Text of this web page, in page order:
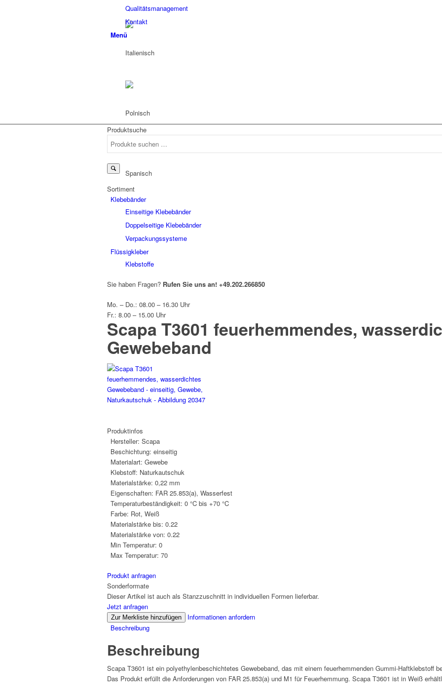
Qualitätsmanagement
Kontakt
Menü
Produktsuche
Sortiment
Klebebänder
Einseitige Klebebänder
Doppelseitige Klebebänder
Verpackungssysteme
Flüssigkleber
Klebstoffe
Sie haben Fragen? Rufen Sie uns an! +49.202.266850
Mo. – Do.: 08.00 – 16.30 Uhr
Fr.: 8.00 – 15.00 Uhr
Scapa T3601 feuerhemmendes,
Gewebeband
Produktinfos
Hersteller: Scapa
Beschichtung: einseitig
Materialart: Gewebe
Klebstoff: Naturkautschuk
Materialstärke: 0,22 mm
Eigenschaften: FAR 25.853(a), Wasserfest
Temperaturbeständigkeit: 0 °C bis +70 °C
Farbe: Rot, Weiß
Materialstärke bis: 0.22
Materialstärke von: 0.22
Min Temperatur: 0
Max Temperatur: 70
Produkt anfragen
Sonderformate
Dieser Artikel ist auch als Stanzzuschnitt in individuellen Formen lieferbar.
Jetzt anfragen
Zur Merkliste hinzufügen
Informationen anfordern
Beschreibung
Beschreibung
Scapa T3601 ist ein polyethylenbeschichtetes Gewebeband, das mit einem feuerhemmenden Gummi-Haftklebstoff
Das Produkt erfüllt die Anforderungen von FAR 25.853(a) und M1 für Feuerhemmung. Scapa T3601 ist in Weiß